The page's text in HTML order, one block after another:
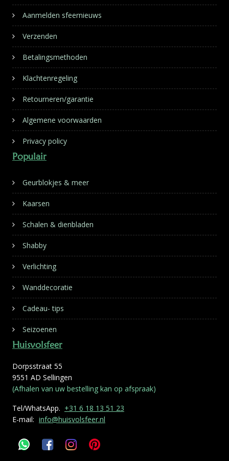
Aanmelden sfeernieuws
Verzenden
Betalingsmethoden
Klachtenregeling
Retourneren/garantie
Algemene voorwaarden
Privacy policy
Populair
Geurblokjes & meer
Kaarsen
Schalen & dienbladen
Shabby
Verlichting
Wanddecoratie
Cadeau- tips
Seizoenen
Huisvolsfeer
Dorpsstraat 55
9551 AD Sellingen
(Afhalen van uw bestelling kan op afspraak)
Tel/WhatsApp. +31 6 18 13 51 23
E-mail: info@huisvolsfeer.nl